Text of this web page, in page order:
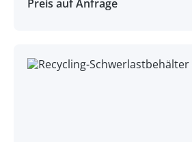
Preis auf Anfrage